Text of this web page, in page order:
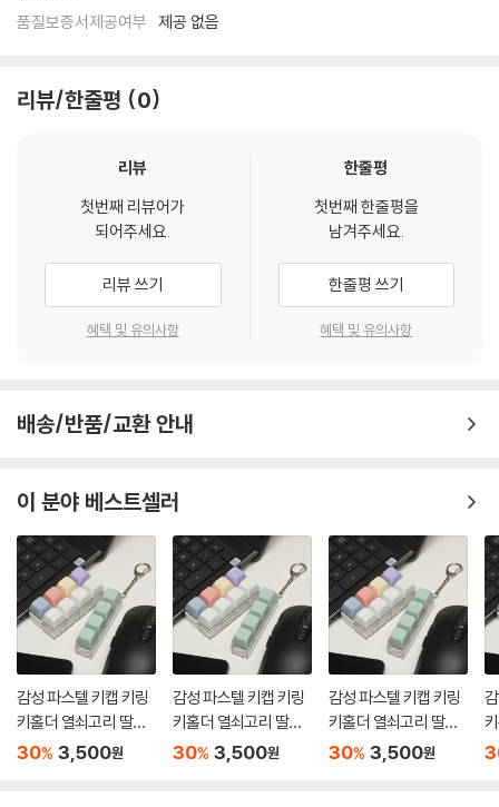
품질보증서제공여부 제공 없음
리뷰/한줄평 0
리뷰
첫번째 리뷰어가
되어주세요.
리뷰 쓰기
혜택 및 유의사항
한줄평
첫번째 한줄평을
남겨주세요.
한줄평 쓰기
혜택 및 유의사항
배송/반품/교환 안내
이 분야 베스트셀러
감성 파스텔 키캡 키링
키홀더 열쇠고리 딸깍
이
30% 3,500원
감성 파스텔 키캡 키링
키홀더 열쇠고리 딸깍
이
30% 3,500원
감성 파스텔 키캡 키링
키홀더 열쇠고리 딸깍
이
30% 3,500원
이